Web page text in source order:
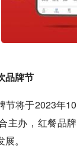
品牌节
节将于2023年
主办，红餐品
。